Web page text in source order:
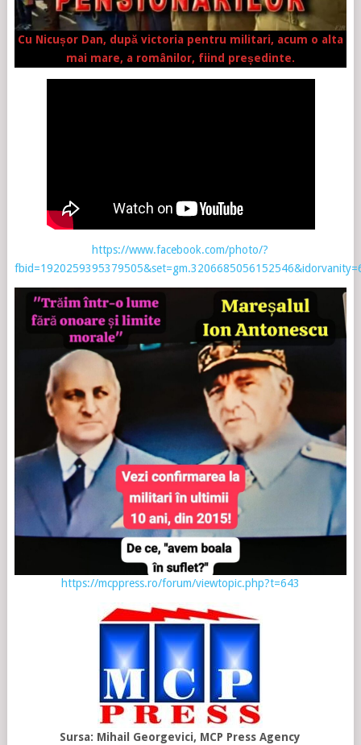
Cu Nicușor Dan, după victoria pentru militari, acum o alta
mai mare, a românilor, fiind președinte.
https://www.facebook.com/photo/?
https://mcppress.ro/forum/viewtopic.php?t=643
Sursa: Mihail Georgevici, MCP Press Agency